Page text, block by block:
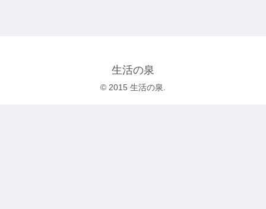
生活の泉
© 2015 生活の泉.